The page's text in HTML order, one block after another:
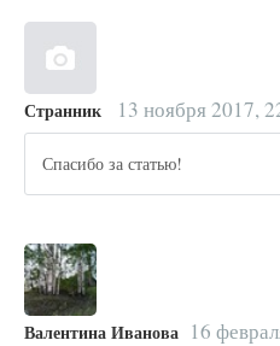
Странник 13 ноября 2017,
Спасибо за статью!
Валентина Иванова 16